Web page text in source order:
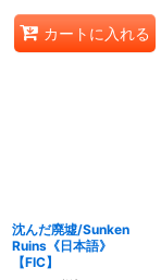
カートに入れる
沈んだ廃墟/Sunken
Ruins《日本語》
【FIC】